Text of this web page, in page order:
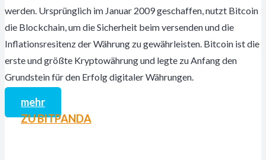
werden. Ursprünglich im Januar 2009 geschaffen, nutzt Bitcoin
die Blockchain, um die Sicherheit beim versenden und die
Inflationsresitenz der Währung zu gewährleisten. Bitcoin ist die
erste und größte Kryptowährung und legte zu Anfang den
Grundstein für den Erfolg digitaler Währungen.
mehr
ZU BITPANDA